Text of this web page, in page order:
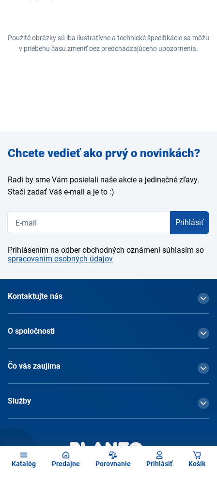
Katalóg Predajne Porovnanie Prihlásiť Košík
Použité obrázky sú iba ilustratívne a technické špecifikácie sa môžu
v priebehu času zmeniť bez predchádzajúceho upozornenia.
Zadajte
e-mail
Chcete vedieť ako prvý o novinkách?
Radi by sme Vám posielali naše akcie a jedinečné zľavy.
Stačí zadať Váš e-mail a je to :)
Prihlásiť
Prihlásením na odber obchodných oznámení súhlasím so
spracovaním osobných údajov
Kontaktujte nás
O spoločnosti
Čo vás zaujíma
Služby